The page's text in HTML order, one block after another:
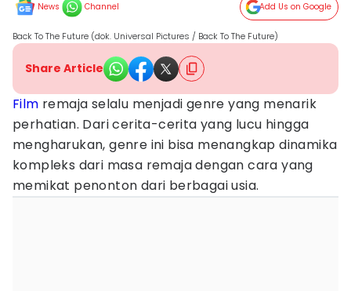
News Channel Add Us on Google
Back To The Future (dok. Universal Pictures / Back To The Future)
Share Article
Film remaja selalu menjadi genre yang menarik
perhatian. Dari cerita-cerita yang lucu hingga
mengharukan, genre ini bisa menangkap dinamika
kompleks dari masa remaja dengan cara yang
memikat penonton dari berbagai usia.